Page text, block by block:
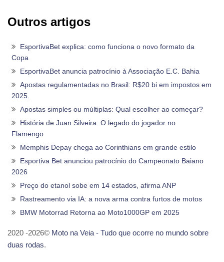
Outros artigos
EsportivaBet explica: como funciona o novo formato da
Copa
EsportivaBet anuncia patrocínio à Associação E.C. Bahia
Apostas regulamentadas no Brasil: R$20 bi em impostos em
2025.
Apostas simples ou múltiplas: Qual escolher ao começar?
História de Juan Silveira: O legado do jogador no
Flamengo
Memphis Depay chega ao Corinthians em grande estilo
Esportiva Bet anunciou patrocínio do Campeonato Baiano
2026
Preço do etanol sobe em 14 estados, afirma ANP
Rastreamento via IA: a nova arma contra furtos de motos
BMW Motorrad Retorna ao Moto1000GP em 2025
2020 -2026© Moto na Veia - Tudo que ocorre no mundo sobre
duas rodas.